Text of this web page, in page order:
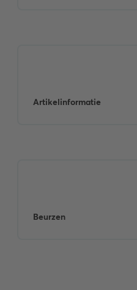
Artikelinformatie
Beurzen